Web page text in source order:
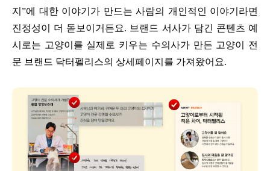
지”에 대한 이야기가 만드는 사람의 개인적인 이야기라면
진정성이 더 돋보이거든요. 브랜드 서사가 담긴 콘텐츠 예
시로는 고양이를 실제로 키우는 수의사가 만든 고양이 전
문 브랜드 닥터펠리스의 상세페이지를 가져왔어요.